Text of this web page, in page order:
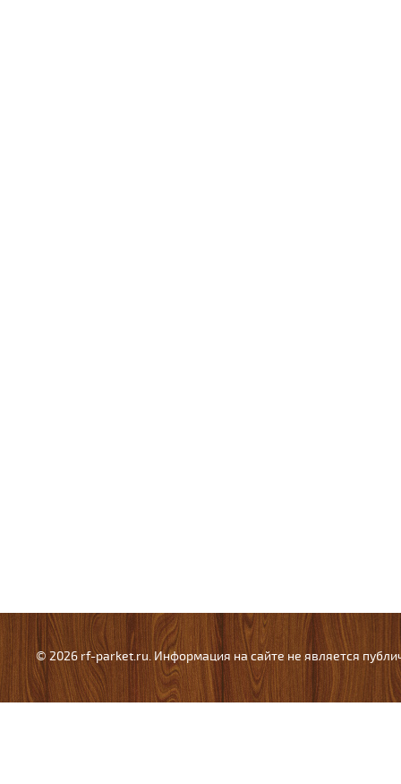
© 2026 rf-parket.ru. Информация на сайте не является